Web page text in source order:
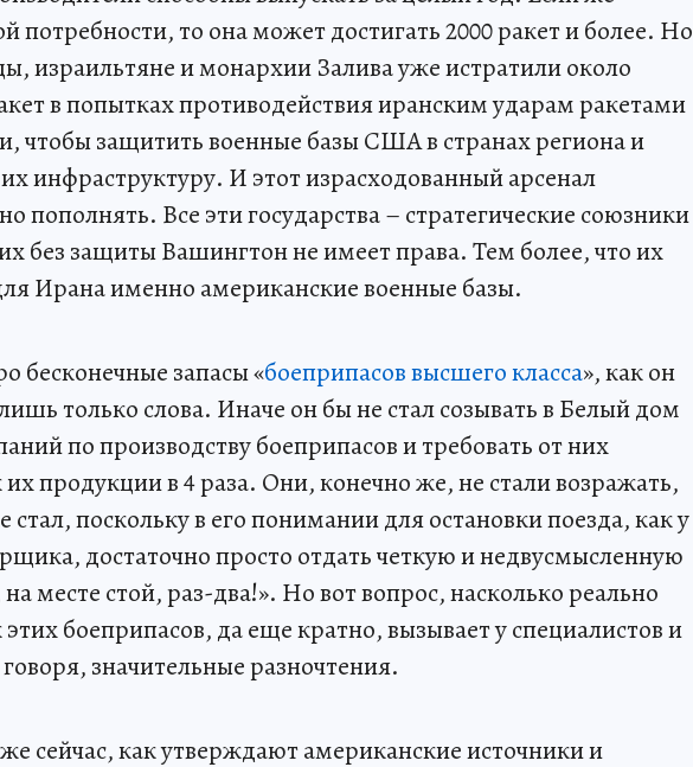
потребности, то она может достигать 2000 ракет и более. Но
израильтяне и монархии Залива уже истратили около
в попытках противодействия иранским ударам ракетами
чтобы защитить военные базы США в странах региона и
инфраструктуру. И этот израсходованный арсенал
пополнять. Все эти государства – стратегические союзники
без защиты Вашингтон не имеет права. Тем более, что их
Ирана именно американские военные базы.
бесконечные запасы «боеприпасов высшего класса», как он
только слова. Иначе он бы не стал созывать в Белый дом
по производству боеприпасов и требовать от них
их продукции в 4 раза. Они, конечно же, не стали возражать,
стал, поскольку в его понимании для остановки поезда, как у
достаточно просто отдать четкую и недвусмысленную
месте стой, раз-два!». Но вот вопрос, насколько реально
боеприпасов, да еще кратно, вызывает у специалистов и
значительные разночтения.
сейчас, как утверждают американские источники и